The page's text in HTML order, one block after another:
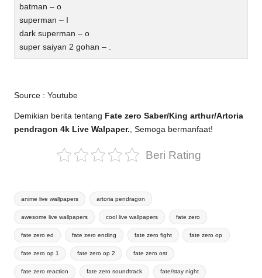
batman – o
superman – I
dark superman – o
super saiyan 2 gohan – .
Source : Youtube
Demikian berita tentang Fate zero Saber/King arthur/Artoria
pendragon 4k Live Walpaper. , Semoga bermanfaat!
Beri Rating
Tags:
anime live wallpapers artoria pendragon
awesome live wallpapers cool live wallpapers fate zero
fate zero ed fate zero ending fate zero fight fate zero op
fate zero op 1 fate zero op 2 fate zero ost
fate zero reaction fate zero soundtrack fate/stay night